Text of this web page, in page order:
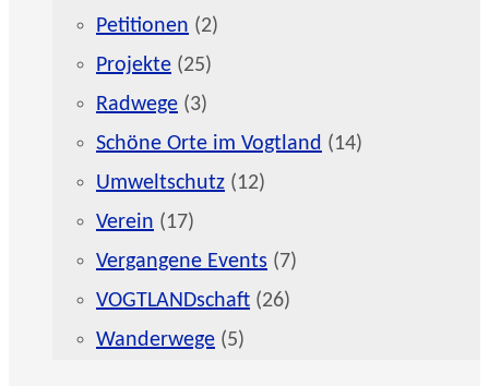
Petitionen (2)
Projekte (25)
Radwege (3)
Schöne Orte im Vogtland (14)
Umweltschutz (12)
Verein (17)
Vergangene Events (7)
VOGTLANDschaft (26)
Wanderwege (5)